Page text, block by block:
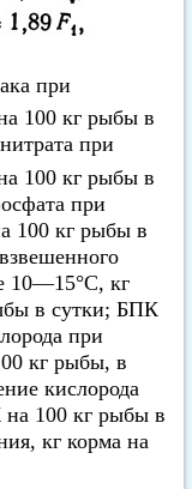
при
100 кг рыбы в
при
100 кг рыбы в
при
100 кг рыбы в
10—15°C, кг
в сутки; БПК
при
кг рыбы, в
кислорода
100 кг рыбы в
кг корма на